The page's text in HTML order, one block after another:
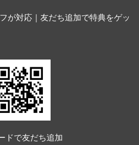
が対応｜友だち追加で特典をゲッ
ドで友だち追加